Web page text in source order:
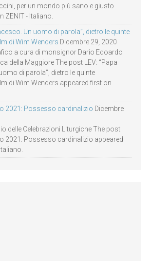
per un mondo più sano e giusto
ZENIT - Italiano.
Un uomo di parola”, dietro le quinte
di Wim Wenders Dicembre 29, 2020
a cura di monsignor Dario Edoardo
della Maggiore The post LEV: “Papa
di parola”, dietro le quinte
di Wim Wenders appeared first on
2021: Possesso cardinalizio Dicembre
delle Celebrazioni Liturgiche The post
2021: Possesso cardinalizio appeared